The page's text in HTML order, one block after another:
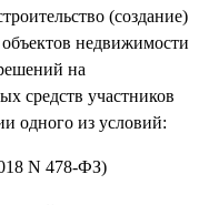
(создание)
недвижимости
на
средств участников
одного из условий:
N 478-ФЗ)